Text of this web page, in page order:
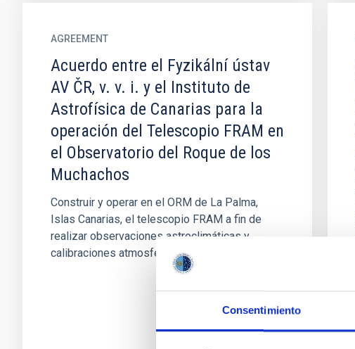
Consentimiento
AGREEMENT
Acuerdo entre el Fyzikální ústav
AV ČR, v. v. i. y el Instituto de
Astrofísica de Canarias para la
operación del Telescopio FRAM en
el Observatorio del Roque de los
Muchachos
Construir y operar en el ORM de La Palma,
Islas Canarias, el telescopio FRAM a fin de
realizar observaciones astroclimáticas y
calibraciones atmosféricas del...